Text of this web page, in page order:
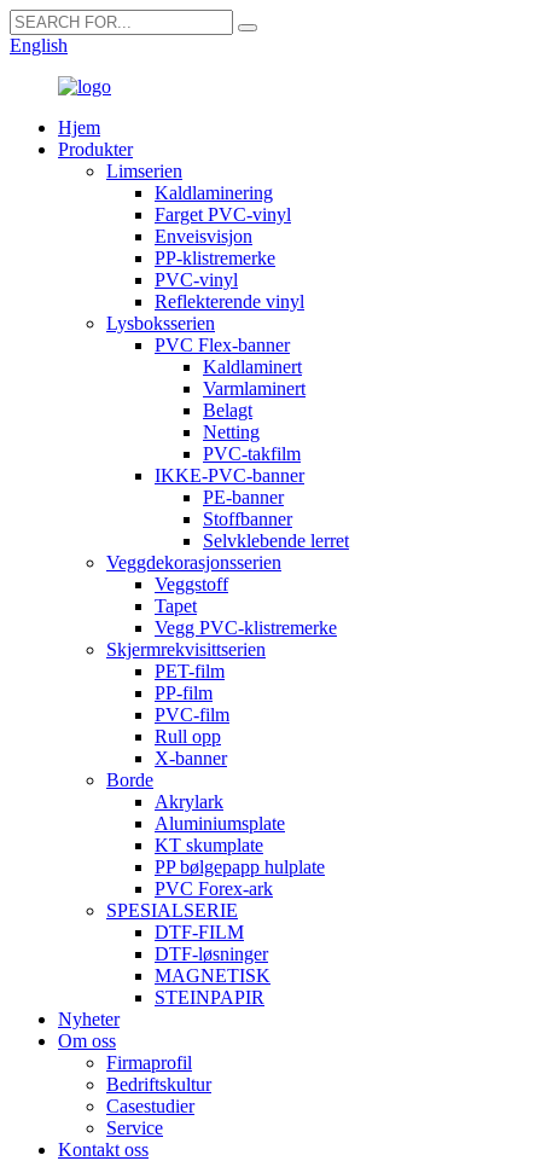
English
Hjem
Produkter
Limserien
Kaldlaminering
Farget PVC-vinyl
Enveisvisjon
PP-klistremerke
PVC-vinyl
Reflekterende vinyl
Lysboksserien
PVC Flex-banner
Kaldlaminert
Varmlaminert
Belagt
Netting
PVC-takfilm
IKKE-PVC-banner
PE-banner
Stoffbanner
Selvklebende lerret
Veggdekorasjonsserien
Veggstoff
Tapet
Vegg PVC-klistremerke
Skjermrekvisittserien
PET-film
PP-film
PVC-film
Rull opp
X-banner
Borde
Akrylark
Aluminiumsplate
KT skumplate
PP bølgepapp hulplate
PVC Forex-ark
SPESIALSERIE
DTF-FILM
DTF-løsninger
MAGNETISK
STEINPAPIR
Nyheter
Om oss
Firmaprofil
Bedriftskultur
Casestudier
Service
Kontakt oss